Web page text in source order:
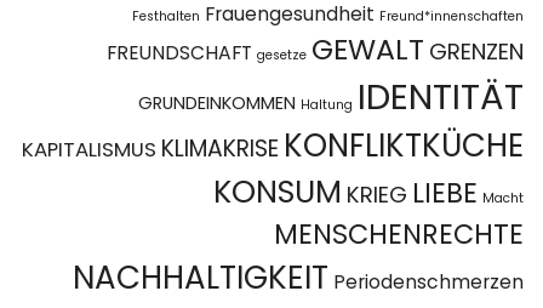
Festhalten Frauengesundheit Freund*innenschaften
FREUNDSCHAFT gesetze GEWALT GRENZEN
GRUNDEINKOMMEN Haltung IDENTITÄT
KAPITALISMUS KLIMAKRISE KONFLIKTKÜCHE
KONSUM KRIEG LIEBE Macht
MENSCHENRECHTE
NACHHALTIGKEIT Periodenschmerzen